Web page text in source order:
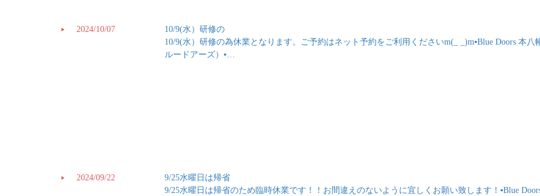
2024/10/07
10/9(水）研修の
10/9(水）研修の為休業となります。ご予約はネット予約をご利用くださいm(_ _)m▪️Blue Doors 本八
ルードアーズ）▪…
2024/09/22
9/25水曜日は帰省
9/25水曜日は帰省のため臨時休業です！！お間違えのないように宜しくお願い致します！▪️Blue